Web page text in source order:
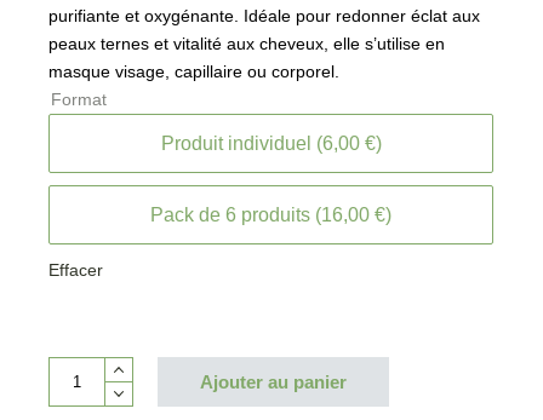
purifiante et oxygénante. Idéale pour redonner éclat aux
peaux ternes et vitalité aux cheveux, elle s’utilise en
masque visage, capillaire ou corporel.
Format
Produit individuel (6,00 €)
Pack de 6 produits (16,00 €)
Effacer
Ajouter au panier